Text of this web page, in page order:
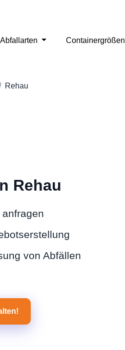
Abfallarten Containergrößen
Rehau
Rehau
von Abfällen